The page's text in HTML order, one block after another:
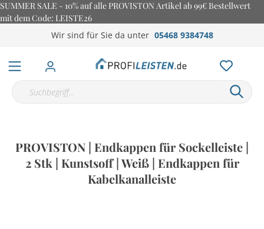
SUMMER SALE - 10% auf alle PROVISTON Artikel ab 99€ Bestellwert
mit dem Code: LEISTE26
Wir sind für Sie da unter 05468 9384748
PROVISTON | Endkappen für Sockelleiste |
2 Stk | Kunstsoff | Weiß | Endkappen für
Kabelkanalleiste